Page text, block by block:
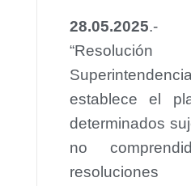
28.05.2025.-
establece el
determinados
no